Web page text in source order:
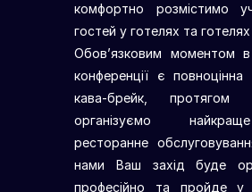
комфортно розмістимо
гостей у готелях та готелях
Обов’язковим моментом в
конференції є
кава-брейк,
організуємо
ресторанне
нами Ваш захід буде
професійно та пройде у